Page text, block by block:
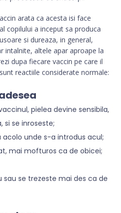
arata ca acesta isi face
copilului a inceput sa produca
si dureaza, in general,
intalnite, altele apar aproape la
dupa fiecare vaccin pe care il
reactiile considerate normale:
pielea devine sensibila,
si se inroseste;
unde s-a introdus acul;
mai mofturos ca de obicei;
sau se trezeste mai des ca de